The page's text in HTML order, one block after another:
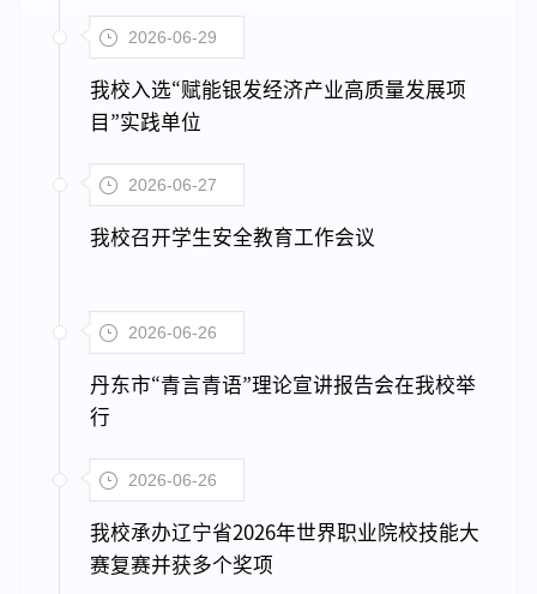
2026-06-29
我校入选“赋能银发经济产业高质量发展项
目”实践单位
2026-06-27
我校召开学生安全教育工作会议
2026-06-26
丹东市“青言青语”理论宣讲报告会在我校举
行
2026-06-26
我校承办辽宁省2026年世界职业院校技能大
赛复赛并获多个奖项